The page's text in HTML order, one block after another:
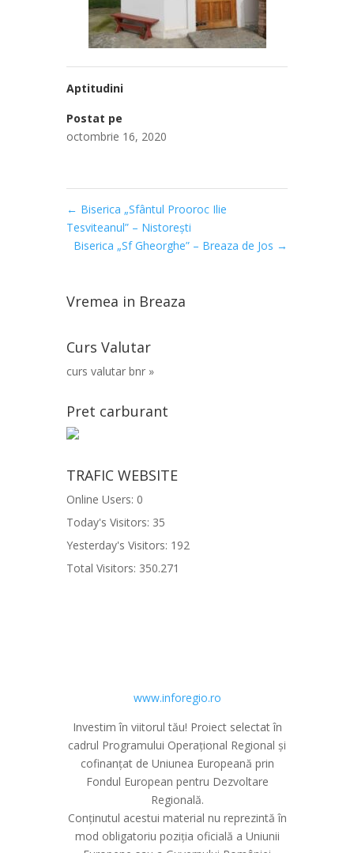
Aptitudini
Postat pe
octombrie 16, 2020
← Biserica „Sfântul Prooroc Ilie
Tesviteanul” – Nistoreşti
Biserica „Sf Gheorghe” – Breaza de Jos →
Vremea in Breaza
Curs Valutar
curs valutar bnr »
Pret carburant
TRAFIC WEBSITE
Online Users: 0
Today's Visitors: 35
Yesterday's Visitors: 192
Total Visitors: 350.271
www.inforegio.ro
Investim în viitorul tău! Proiect selectat în
cadrul Programului Operațional Regional și
cofinanțat de Uniunea Europeană prin
Fondul European pentru Dezvoltare
Regională.
Conținutul acestui material nu reprezintă în
mod obligatoriu poziția oficială a Uniunii